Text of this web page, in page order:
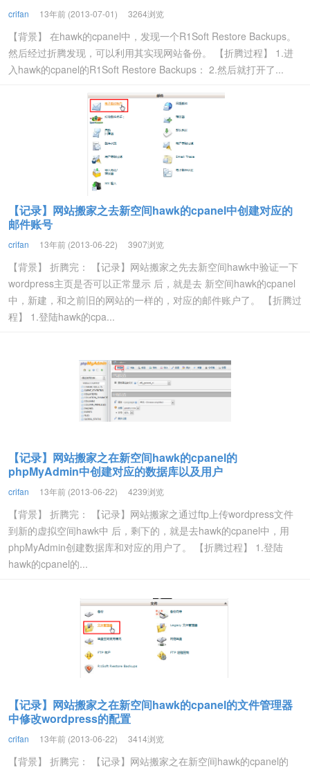
crifan 13年前 (2013-07-01) 3264浏览
【背景】 在hawk的cpanel中，发现一个R1Soft Restore Backups。
然后经过折腾发现，可以利用其实现网站备份。 【折腾过程】 1.进
入hawk的cpanel的R1Soft Restore Backups： 2.然后就打开了...
【记录】网站搬家之去新空间hawk的cpanel中创建对应的
邮件账号
crifan 13年前 (2013-06-22) 3907浏览
【背景】 折腾完： 【记录】网站搬家之先去新空间hawk中验证一下
wordpress主页是否可以正常显示 后，就是去 新空间hawk的cpanel
中，新建，和之前旧的网站的一样的，对应的邮件账户了。 【折腾过
程】 1.登陆hawk的cpa...
【记录】网站搬家之在新空间hawk的cpanel的
phpMyAdmin中创建对应的数据库以及用户
crifan 13年前 (2013-06-22) 4239浏览
【背景】 折腾完： 【记录】网站搬家之通过ftp上传wordpress文件
到新的虚拟空间hawk中 后，剩下的，就是去hawk的cpanel中，用
phpMyAdmin创建数据库和对应的用户了。 【折腾过程】 1.登陆
hawk的cpanel的...
【记录】网站搬家之在新空间hawk的cpanel的文件管理器
中修改wordpress的配置
crifan 13年前 (2013-06-22) 3414浏览
【背景】 折腾完： 【记录】网站搬家之在新空间hawk的cpanel的